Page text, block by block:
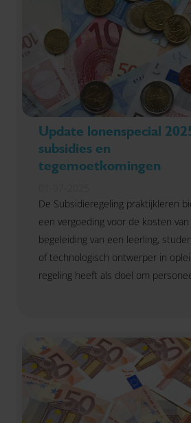
Update lonenspecial
subsidies en
tegemoetkomingen
De Subsidieregeling praktijkleren
een vergoeding voor de kosten
begeleiding van een leerling,
of technologisch ontwerper in
regeling heeft als doel om
leiden en zo beter voor te